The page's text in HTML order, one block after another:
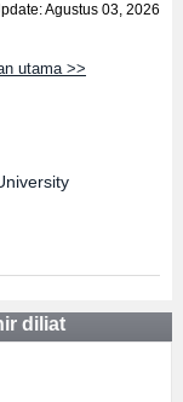
Agustus 03, 2026
utama >>
diliat